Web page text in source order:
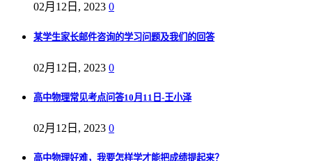
02月12日, 2023 0
某学生家长邮件咨询的学习问题及我们的回答
02月12日, 2023 0
高中物理常见考点问答10月11日-王小泽
02月12日, 2023 0
高中物理好难，我要怎样学才能把成绩提起来？